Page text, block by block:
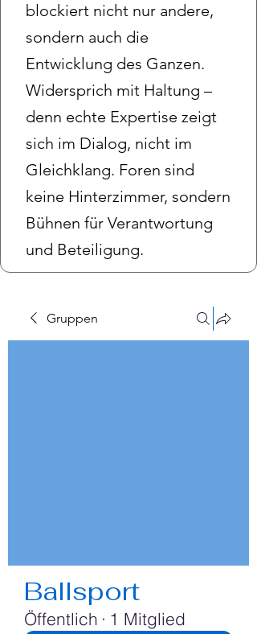
blockiert nicht nur andere,
sondern auch die
Entwicklung des Ganzen.
Widersprich mit Haltung –
denn echte Expertise zeigt
sich im Dialog, nicht im
Gleichklang. Foren sind
keine Hinterzimmer, sondern
Bühnen für Verantwortung
und Beteiligung.
Gruppen
Ballsport
Öffentlich · 1 Mitglied